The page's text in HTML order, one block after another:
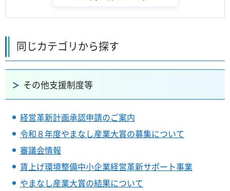
同じカテゴリから探す
その他支援制度等
経営革新計画承認申請のご案内
令和８年度やまなし産業大賞の募集について
審議会情報
賃上げ環境整備中小企業経営革新サポート事業
やまなし産業大賞の結果について